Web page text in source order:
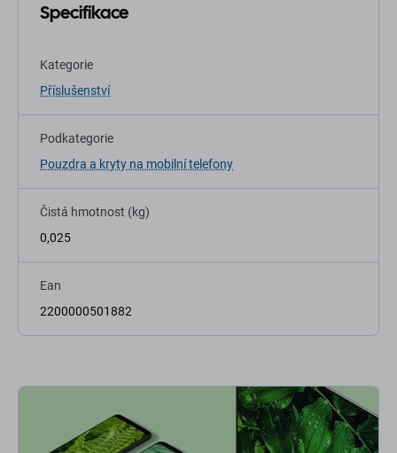
Specifikace
Kategorie
Příslušenství
Podkategorie
Pouzdra a kryty na mobilní telefony
Čistá hmotnost (kg)
0,025
Ean
2200000501882